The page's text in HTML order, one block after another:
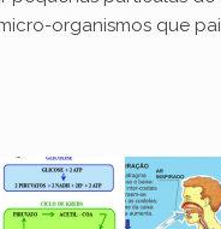
organismos que